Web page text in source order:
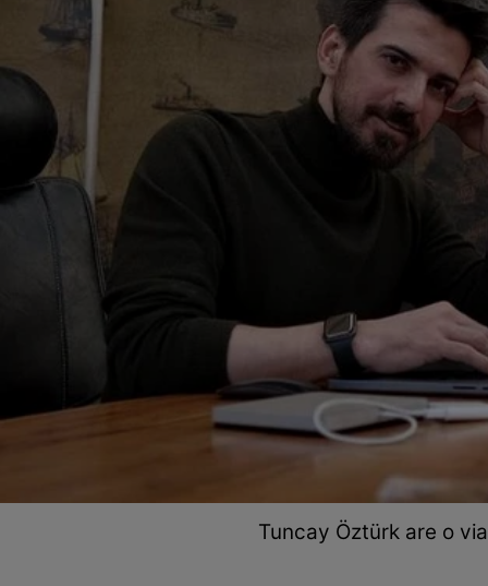
Tuncay Öztürk are o